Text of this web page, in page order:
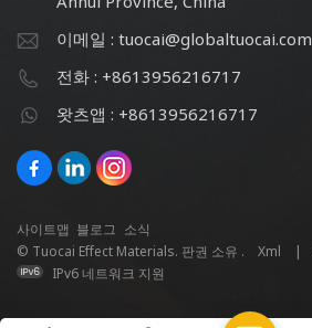
이메일 : tuocai@globaltuocai.com
전화 : +8613956216717
왓츠앱 : +8613956216717
사이트맵 블로그 소식
© Tuocai Effect Materials. 판권 소유 .
Xml |
IPv6 네트워크 지원